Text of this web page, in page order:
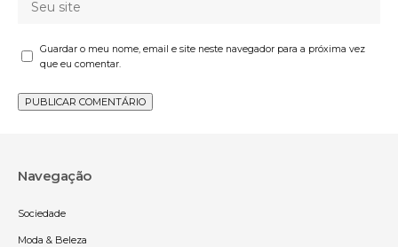
Guardar o meu nome, email e site neste navegador para a próxima vez
que eu comentar.
Navegação
Sociedade
Moda & Beleza